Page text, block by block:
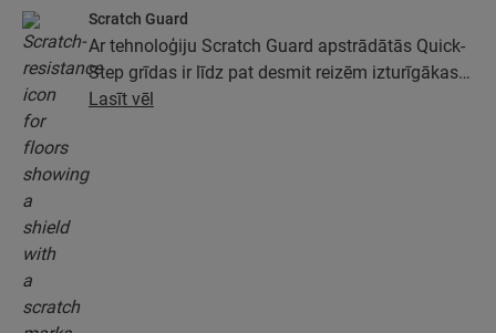
Scratch Guard
Ar tehnoloģiju Scratch Guard apstrādātās Quick-
Step grīdas ir līdz pat desmit reizēm izturīgākas
pret skrāpējumiem nekā grīdas, kas nav
Lasīt vēl